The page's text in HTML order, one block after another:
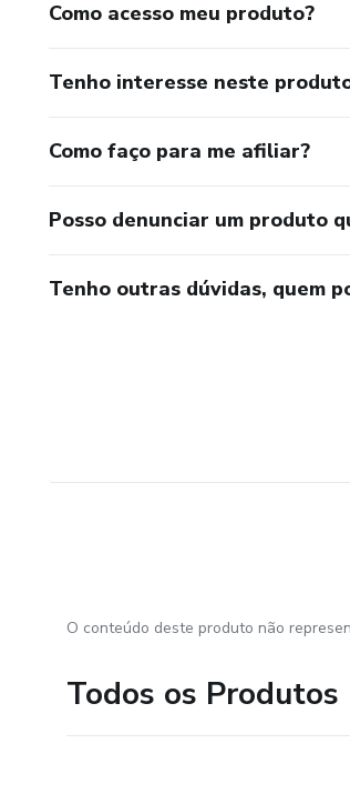
Como acesso meu produto?
Tenho interesse neste
Como faço para me afiliar?
Posso denunciar um produto
Tenho outras dúvidas, quem
O conteúdo deste produto não
Todos os Produtos